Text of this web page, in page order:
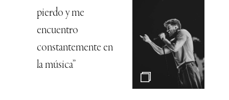
pierdo y me
encuentro
constantemente en
la música”